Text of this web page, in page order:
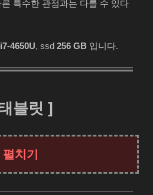
특수한 관점과는 다를 수 있다
i7-4650U, ssd256 GB 입니다.
블릿 ]